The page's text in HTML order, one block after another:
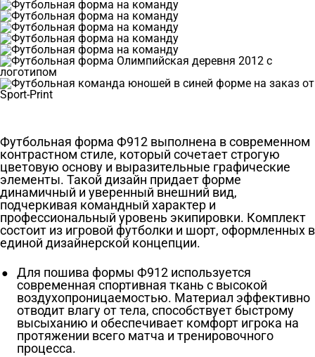
Футбольная форма Ф912 выполнена в современном
контрастном стиле, который сочетает строгую
цветовую основу и выразительные графические
элементы. Такой дизайн придает форме
динамичный и уверенный внешний вид,
подчеркивая командный характер и
профессиональный уровень экипировки. Комплект
состоит из игровой футболки и шорт, оформленных в
единой дизайнерской концепции.
Для пошива формы Ф912 используется
современная спортивная ткань с высокой
воздухопроницаемостью. Материал эффективно
отводит влагу от тела, способствует быстрому
высыханию и обеспечивает комфорт игрока на
протяжении всего матча и тренировочного
процесса.